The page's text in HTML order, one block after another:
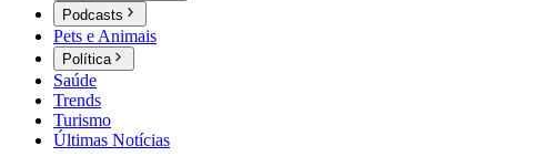
Podcasts
Pets e Animais
Política
Saúde
Trends
Turismo
Últimas Notícias